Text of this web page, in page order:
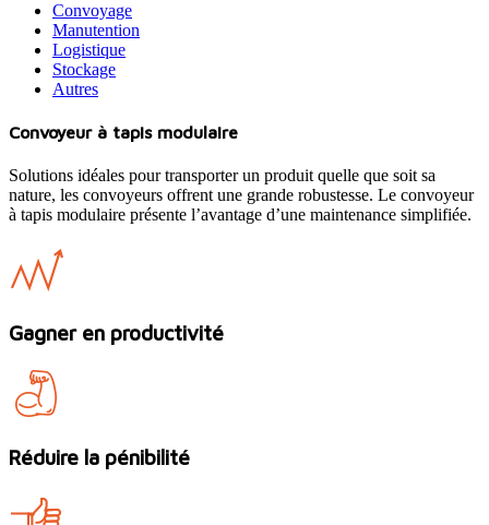
Convoyage
Manutention
Logistique
Stockage
Autres
Convoyeur à tapis modulaire
Solutions idéales pour transporter un produit quelle que soit sa
nature, les convoyeurs offrent une grande robustesse. Le convoyeur
à tapis modulaire présente l’avantage d’une maintenance simplifiée.
Gagner en productivité
Réduire la pénibilité